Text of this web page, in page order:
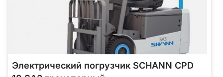
Электрический погрузчик SCHANN CPD